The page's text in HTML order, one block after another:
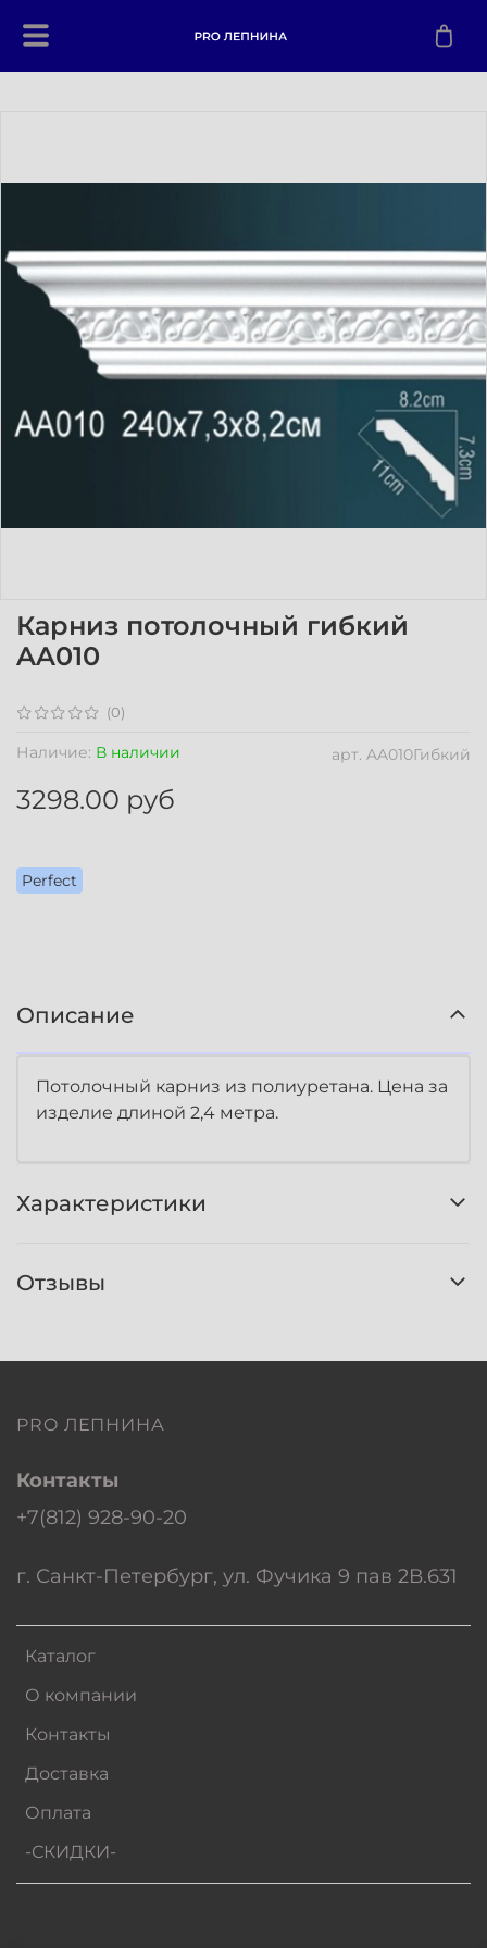
(0)
арт. AA010Гибкий
Наличие: В наличии
Perfect
Карниз потолочный гибкий
AA010
3298.00 руб
Описание
Потолочный карниз из полиуретана. Цена за
изделие длиной 2,4 метра.
Характеристики
Отзывы
PRO ЛЕПНИНА
Каталог
О компании
Контакты
Доставка
Оплата
-СКИДКИ-
Контакты
+7(812) 928-90-20
г. Санкт-Петербург, ул. Фучика 9 пав 2В.631